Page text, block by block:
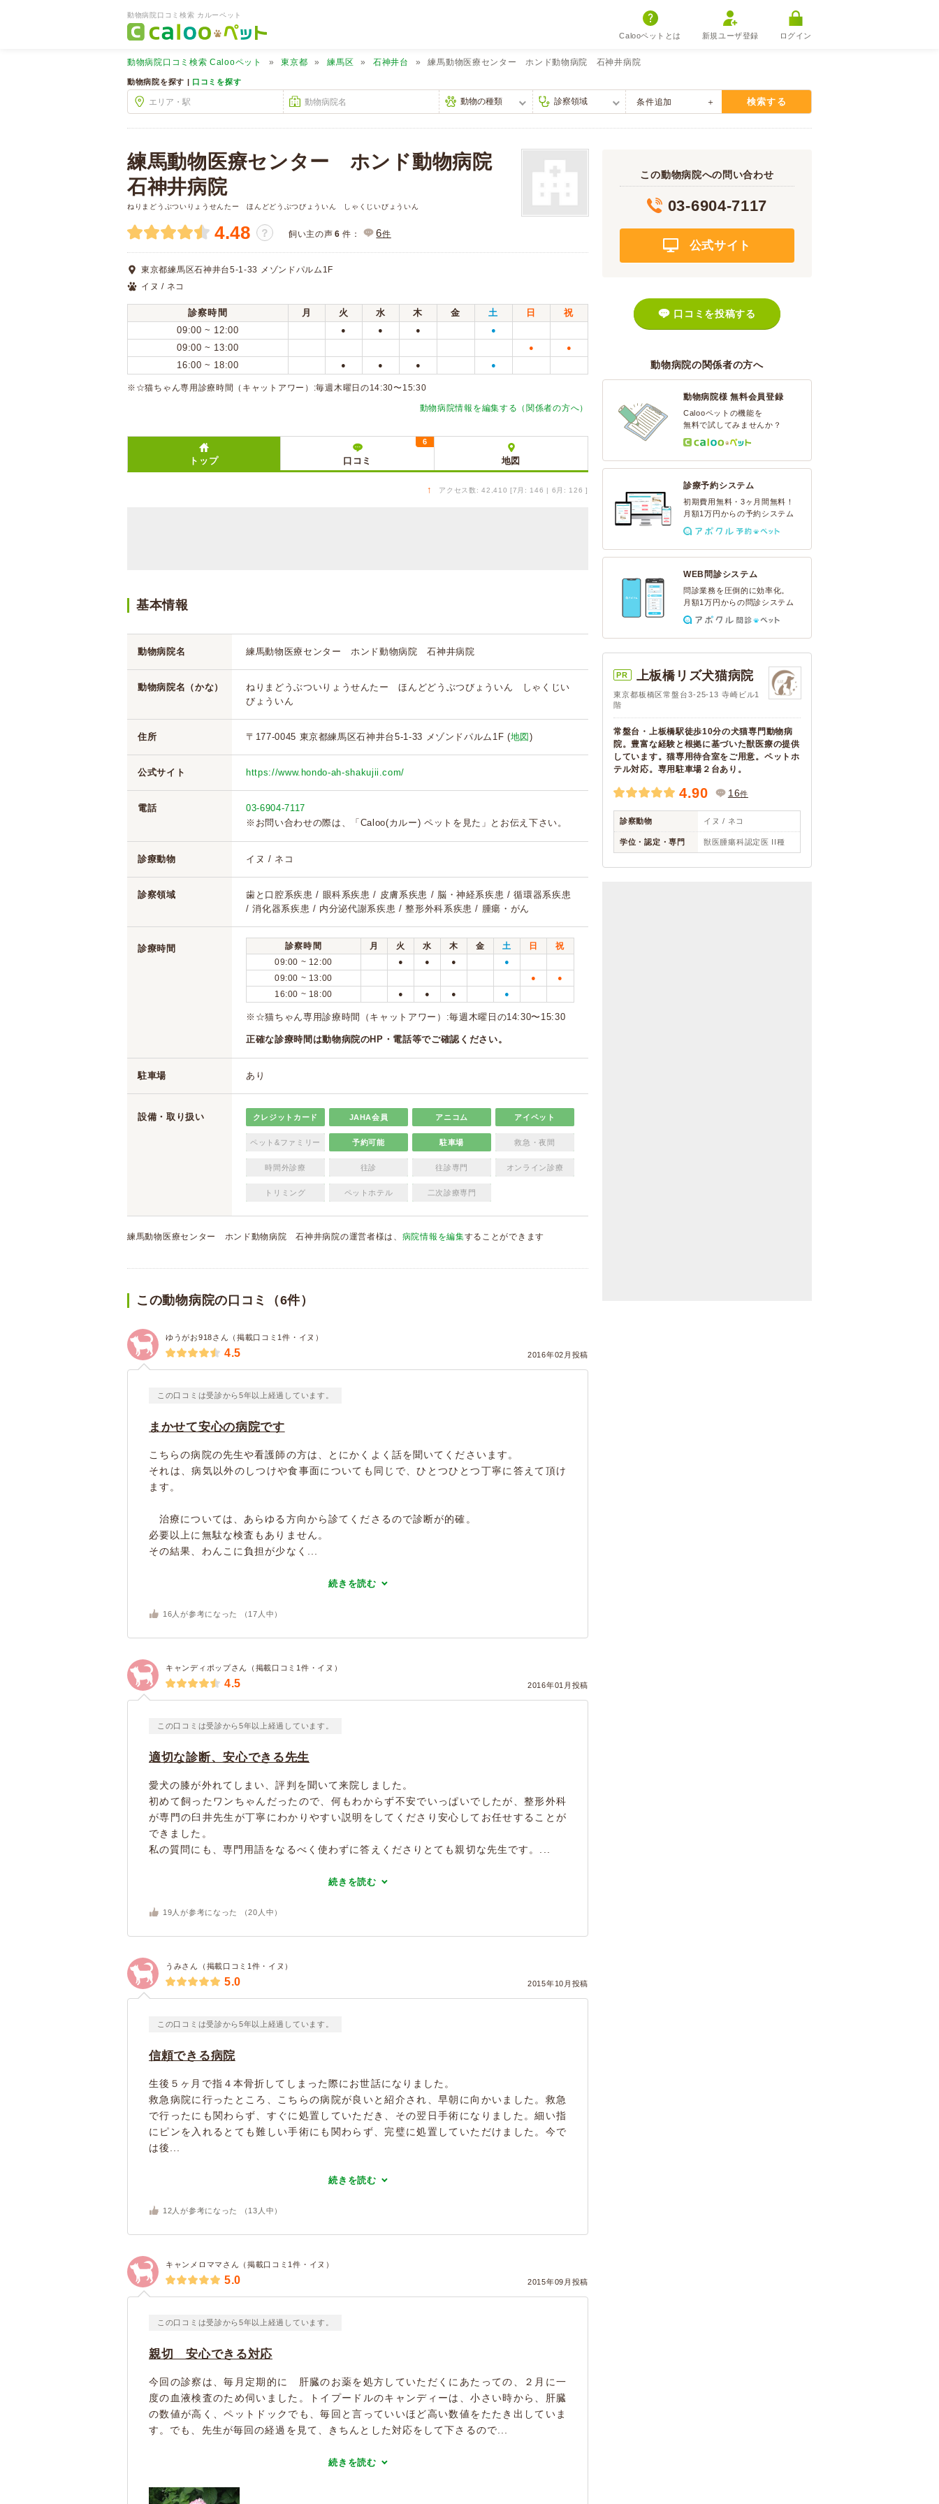
動物病院口コミ検索 カルーペット
Calooペットとは 新規ユーザ登録 ログイン
動物病院口コミ検索 Calooペット 東京都 練馬区 石神井台 練馬動物医療センター ホンド動物病院 石神井病院
動物病院を探す | 口コミを探す
条件追加 検索する
練馬動物医療センター ホンド動物病院
石神井病院
ねりまどうぶついりょうせんたー ほんどどうぶつびょういん しゃくじいびょういん
4.48 ？ 飼い主の声 6 件： 6件
東京都練馬区石神井台5-1-33 メゾンドパルム1F
イヌ / ネコ
診察時間 月 火 水 木 金 土 日
祝
09:00 ~ 12:00
● ● ● ●
09:00 ~ 13:00 ● ●
16:00 ~ 18:00 ● ● ● ●
※☆猫ちゃん専用診療時間（キャットアワー）:毎週木曜日の14:30〜15:30
動物病院情報を編集する（関係者の方へ）
トップ 口コミ
6
地図
↑ アクセス数: 42,410 [7月: 146 | 6月: 126 ]
基本情報
動物病院名 練馬動物医療センター ホンド動物病院 石神井病院
動物病院名（かな）
ねりまどうぶついりょうせんたー ほんどどうぶつびょういん しゃくじい
びょういん
住所 〒177-0045 東京都練馬区石神井台5-1-33 メゾンドパルム1F (地図)
公式サイト https://www.hondo-ah-shakujii.com/
電話
03-6904-7117
※お問い合わせの際は、「Caloo(カルー) ペットを見た」とお伝え下さい。
診療動物 イヌ / ネコ
診察領域
歯と口腔系疾患 / 眼科系疾患 / 皮膚系疾患 / 脳・神経系疾患 / 循環器系疾患
/ 消化器系疾患 / 内分泌代謝系疾患 / 整形外科系疾患 / 腫瘍・がん
診療時間 診察時間 月 火 水 木 金 土 日
祝
09:00 ~ 12:00
● ● ● ●
09:00 ~ 13:00 ● ●
16:00 ~ 18:00 ● ● ● ●
※☆猫ちゃん専用診療時間（キャットアワー）:毎週木曜日の14:30〜15:30
正確な診療時間は動物病院のHP・電話等でご確認ください。
駐車場 あり
設備・取り扱い クレジットカード JAHA会員 アニコム アイペット
ペット&ファミリー 予約可能 駐車場 救急・夜間
時間外診療 往診 往診専門 オンライン診療
トリミング ペットホテル 二次診療専門
練馬動物医療センター ホンド動物病院 石神井病院の運営者様は、 病院情報を編集することができます
この動物病院の口コミ（6件）
ゆうがお918さん（掲載口コミ1件・イヌ）
2016年02月投稿
4.5
この口コミは受診から5年以上経過しています。
まかせて安心の病院です
こちらの病院の先生や看護師の方は、とにかくよく話を聞いてくださいます。
それは、病気以外のしつけや食事面についても同じで、ひとつひとつ丁寧に答えて頂け
ます。
治療については、あらゆる方向から診てくださるので診断が的確。
必要以上に無駄な検査もありません。
その結果、わんこに負担が少なく...
続きを読む
16 人が参考になった （ 17 人中）
キャンディポップさん（掲載口コミ1件・イヌ）
2016年01月投稿
4.5
この口コミは受診から5年以上経過しています。
適切な診断、安心できる先生
愛犬の膝が外れてしまい、評判を聞いて来院しました。
初めて飼ったワンちゃんだったので、何もわからず不安でいっぱいでしたが、整形外科
が専門の臼井先生が丁寧にわかりやすい説明をしてくださり安心してお任せすることが
できました。
私の質問にも、専門用語をなるべく使わずに答えくださりとても親切な先生です。...
続きを読む
19 人が参考になった （20 人中）
うみさん（掲載口コミ1件・イヌ）
2015年10月投稿
5.0
この口コミは受診から5年以上経過しています。
信頼できる病院
生後５ヶ月で指４本骨折してしまった際にお世話になりました。
救急病院に行ったところ、こちらの病院が良いと紹介され、早朝に向かいました。救急
で行ったにも関わらず、すぐに処置していただき、その翌日手術になりました。細い指
にピンを入れるとても難しい手術にも関わらず、完璧に処置していただけました。今で
は後...
続きを読む
12 人が参考になった （ 13 人中）
キャンメロママさん（掲載口コミ1件・イヌ）
2015年09月投稿
5.0
この口コミは受診から5年以上経過しています。
親切 安心できる対応
今回の診察は、毎月定期的に 肝臓のお薬を処方していただくにあたっての、２月に一
度の血液検査のため伺いました。トイプードルのキャンディーは、小さい時から、肝臓
の数値が高く、ペットドックでも、毎回と言っていいほど高い数値をたたき出していま
す。でも、先生が毎回の経過を見て、きちんとした対応をして下さるので...
続きを読む
この動物病院への問い合わせ
03-6904-7117
公式サイト
口コミを投稿する
動物病院の関係者の方へ
動物病院様 無料会員登録
Calooペットの機能を
無料で試してみませんか？
診療予約システム
初期費用無料・3ヶ月間無料！
月額1万円からの予約システム
WEB問診システム
問診業務を圧倒的に効率化。
月額1万円からの問診システム
PR 上板橋リズ犬猫病院
東京都板橋区常盤台3-25-13 寺崎ビル1
階
常盤台・上板橋駅徒歩10分の犬猫専門動物病
院。豊富な経験と根拠に基づいた獣医療の提供
しています。猫専用待合室をご用意。ペットホ
テル対応。専用駐車場２台あり。
4.90 16件
診察動物 イヌ / ネコ
学位・認定・専門 獣医腫瘍科認定医 II種